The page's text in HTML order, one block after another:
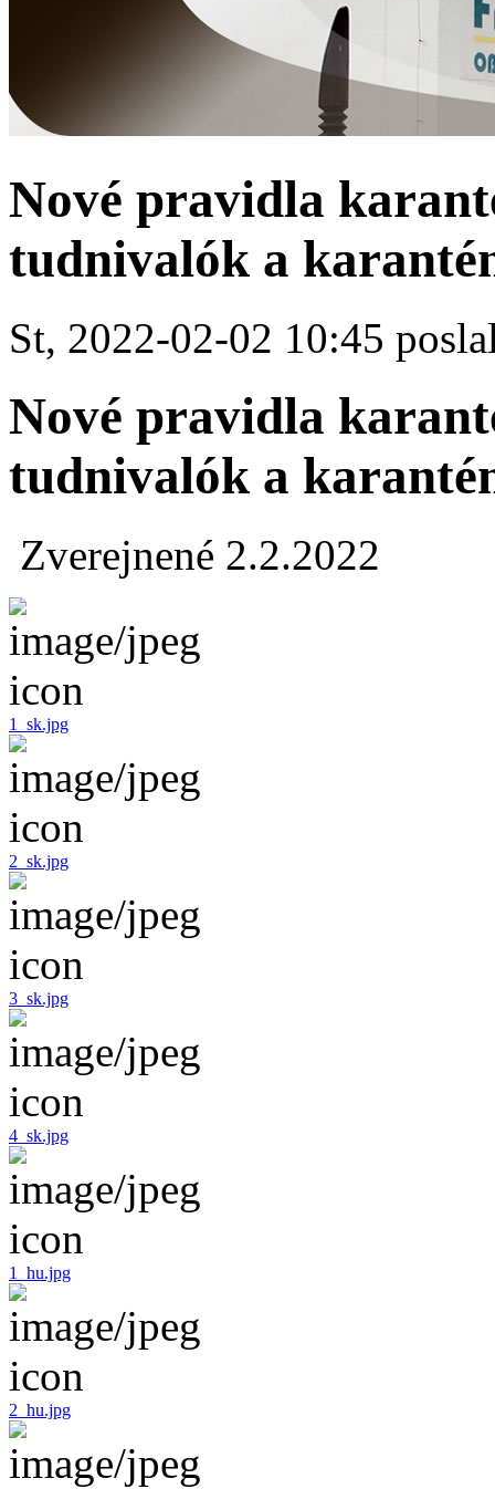
Nové pravidla
tudnivalók a
St, 2022-02-02 10:45
Nové pravidla
tudnivalók a
Zverejnené 2.2.2022
1_sk.jpg
2_sk.jpg
3_sk.jpg
4_sk.jpg
1_hu.jpg
2_hu.jpg